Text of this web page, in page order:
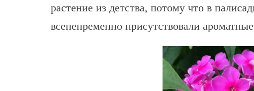
растение из детства, потому что в
всенепременно присутствовали